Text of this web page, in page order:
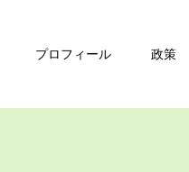
プロフィール 政策